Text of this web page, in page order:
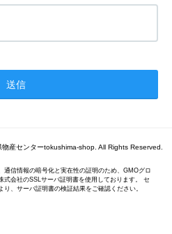
産センターtokushima-shop. All Rights Reserved.
通信情報の暗号化と実在性の証明のため、GMOグロ
式会社のSSLサーバ証明書を使用しております。 セ
り、サーバ証明書の検証結果をご確認ください。